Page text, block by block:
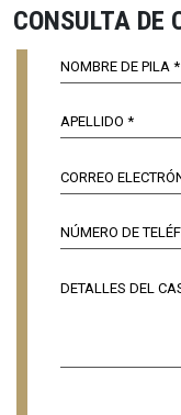
CONSULTA DE